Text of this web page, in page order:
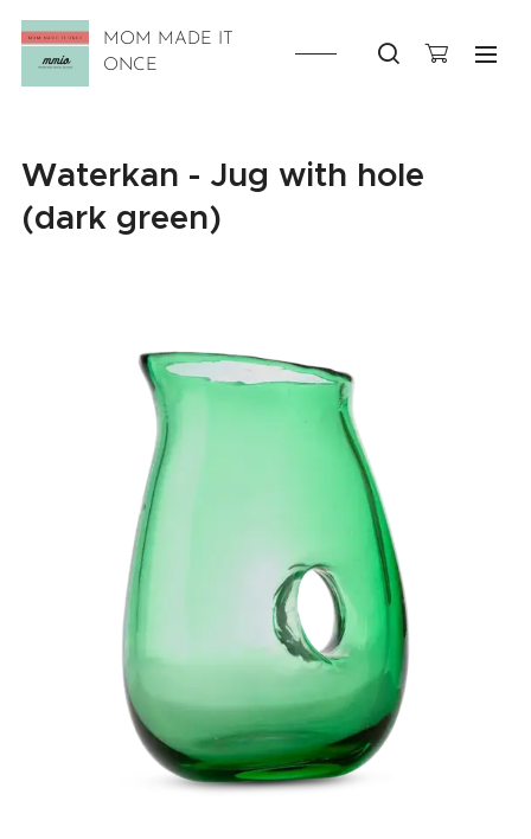
MOM MADE IT
ONCE
Waterkan - Jug with hole
(dark green)